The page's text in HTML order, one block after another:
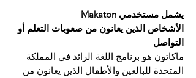
يشمل مستخدمي Makaton
الأشخاص الذين يعانون من صعوبات التعلم أو
التواصل
ماكاتون هو برنامج اللغة الرائد في المملكة
المتحدة للبالغين والأطفال الذين يعانون من